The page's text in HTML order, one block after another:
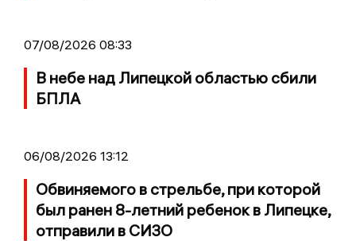
07/08/2026 08:33
В небе над Липецкой областью сбили
БПЛА
06/08/2026 13:12
Обвиняемого в стрельбе, при которой
был ранен 8-летний ребенок в Липецке,
отправили в СИЗО